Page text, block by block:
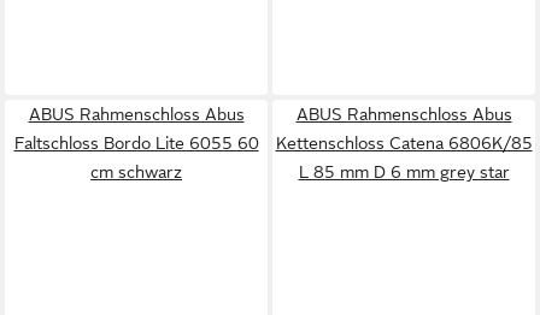
ABUS Rahmenschloss Abus
Faltschloss Bordo Lite 6055 60
cm schwarz
ABUS Rahmenschloss Abus
Kettenschloss Catena 6806K/85
L 85 mm D 6 mm grey star